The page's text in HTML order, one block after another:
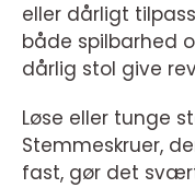
eller dårligt
både spilbarhed
dårlig stol give
Løse eller tunge
Stemmeskruer,
fast, gør det